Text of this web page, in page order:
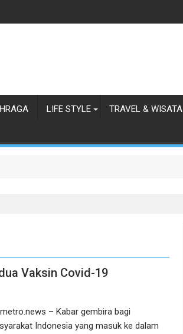
LIFE STYLE TRAVEL & WISATA
Top Dunia
Vaksin Covid-19
– Kabar gembira bagi
Indonesia yang masuk ke dalam